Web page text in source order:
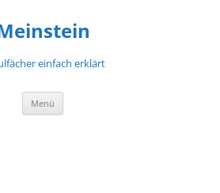
einfach erklärt
Menü